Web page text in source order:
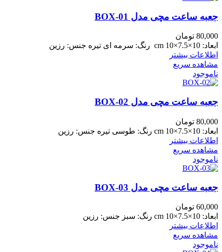
جعبه ساعت مچی مدل BOX-01
80,000 تومان
ابعاد: 10×7.5×10 cm رنگ: سرمه ای تیره جنس: رزین
اطلاعات بیشتر
مشاهده سریع
ناموجود
جعبه ساعت مچی مدل BOX-02
80,000 تومان
ابعاد: 10×7.5×10 cm رنگ: طوسی تیره جنس: رزین
اطلاعات بیشتر
مشاهده سریع
ناموجود
جعبه ساعت مچی مدل BOX-03
60,000 تومان
ابعاد: 10×7.5×10 cm رنگ: سبز جنس: رزین
اطلاعات بیشتر
مشاهده سریع
ناموجود